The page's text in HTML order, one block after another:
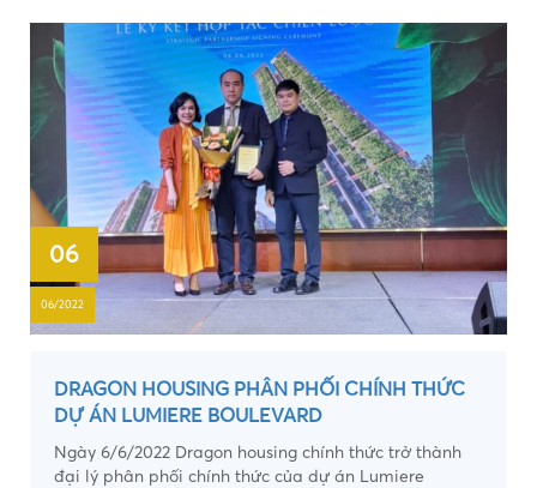
06
06/2022
DRAGON HOUSING PHÂN PHỐI CHÍNH THỨC
DỰ ÁN LUMIERE BOULEVARD
Ngày 6/6/2022 Dragon housing chính thức trở thành
đại lý phân phối chính thức của dự án Lumiere